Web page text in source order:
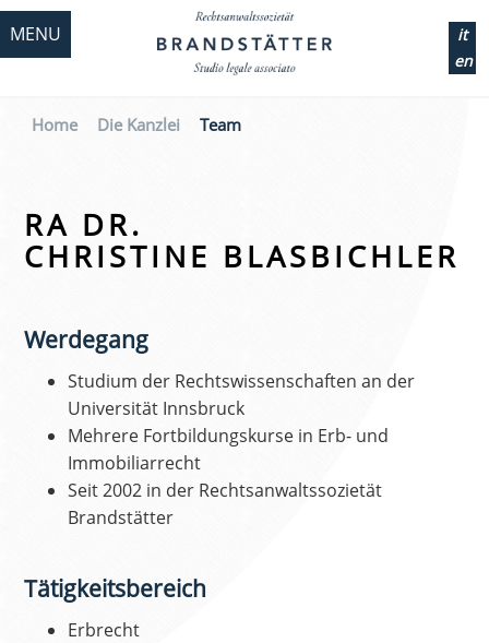
it
en
MENU
Home Die Kanzlei Team
RA DR.
CHRISTINE BLASBICHLER
Werdegang
Studium der Rechtswissenschaften an der
Universität Innsbruck
Mehrere Fortbildungskurse in Erb- und
Immobiliarrecht
Seit 2002 in der Rechtsanwaltssozietät
Brandstätter
Tätigkeitsbereich
Erbrecht